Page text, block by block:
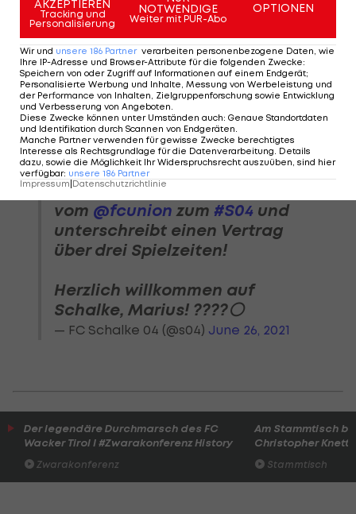
gewünscht zum Zug.
Der amFreitag veröffentlichte Spielplan für die
2. Bundesligabeschert Bülter und Schalke gleich
ein Hammerlos. Die Knappen empfangen am 23.
Juli den HSV in Gelsenkirchen.
???? Marius#Bülter
vom @fcunion zum #S04 und
unterschreibt einen Vertrag
über drei Spielzeiten!
Herzlich willkommen auf
Schalke, Marius! ????⚪️
— FC Schalke 04 (@s04) June 26, 2021
Der legendäre Durchmarsch des FC
Wacker Tirol I #Zwarakonferenz History
Zwarakonferenz
Am Stammtisch
Christopher Knett
Stammtisch
AKZEPTIEREN
Tracking und
Personalisierung
NOTWENDIGE
Weiter mit PUR-Abo
OPTIONEN
Wir und unsere 186 Partner verarbeiten personenbezogene Daten, wie
Ihre IP-Adresse und Browser-Attribute für die folgenden Zwecke:
Speichern von oder Zugriff auf Informationen auf einem Endgerät;
Personalisierte Werbung und Inhalte, Messung von Werbeleistung und
der Performance von Inhalten, Zielgruppenforschung sowie Entwicklung
und Verbesserung von Angeboten.
Diese Zwecke können unter Umständen auch: Genaue Standortdaten
und Identifikation durch Scannen von Endgeräten.
Manche Partner verwenden für gewisse Zwecke berechtigtes
Interesse als Rechtsgrundlage für die Datenverarbeitung. Details
dazu, sowie die Möglichkeit Ihr Widerspruchsrecht auszuüben, sind hier
verfügbar: unsere 186 Partner
Impressum Datenschutzrichtlinie